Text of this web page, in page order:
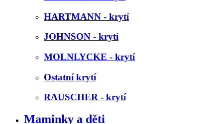
HARTMANN - krytí
JOHNSON - krytí
MOLNLYCKE - krytí
Ostatní krytí
RAUSCHER - krytí
Maminky a děti